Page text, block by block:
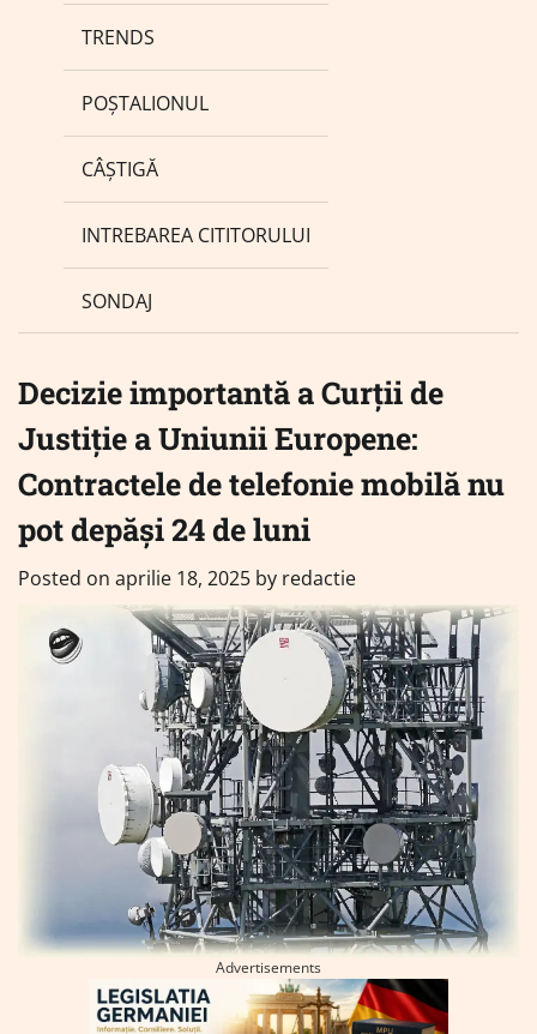
TRENDS
POȘTALIONUL
CÂȘTIGĂ
INTREBAREA CITITORULUI
SONDAJ
Decizie importantă a Curții de
Justiție a Uniunii Europene:
Contractele de telefonie mobilă nu
pot depăși 24 de luni
Posted on aprilie 18, 2025 by redactie
Advertisements